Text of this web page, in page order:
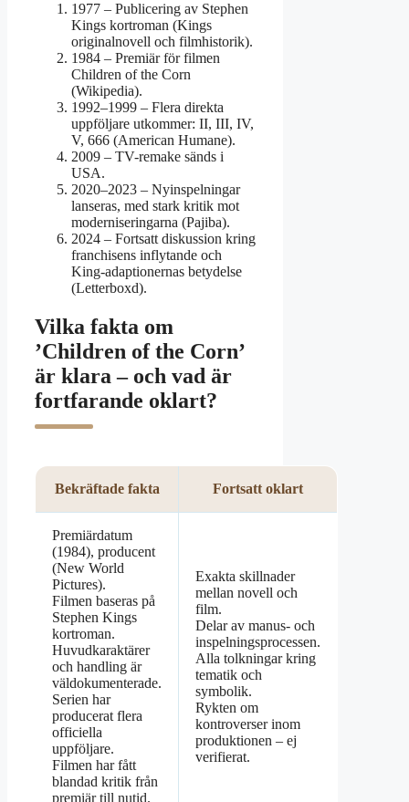
1977 – Publicering av Stephen
Kings kortroman (Kings
originalnovell och filmhistorik).
1984 – Premiär för filmen
Children of the Corn
(Wikipedia).
1992–1999 – Flera direkta
uppföljare utkommer: II, III, IV,
V, 666 (American Humane).
2009 – TV-remake sänds i
USA.
2020–2023 – Nyinspelningar
lanseras, med stark kritik mot
moderniseringarna (Pajiba).
2024 – Fortsatt diskussion kring
franchisens inflytande och
King-adaptionernas betydelse
(Letterboxd).
Vilka fakta om
’Children of the Corn’
är klara – och vad är
fortfarande oklart?
Bekräftade fakta Fortsatt oklart
Premiärdatum
(1984), producent
(New World
Pictures).
Filmen baseras på
Stephen Kings
kortroman.
Huvudkaraktärer
och handling är
väldokumenterade.
Serien har
producerat flera
officiella
uppföljare.
Filmen har fått
blandad kritik från
premiär till nutid.
Exakta skillnader
mellan novell och
film.
Delar av manus- och
inspelningsprocessen.
Alla tolkningar kring
tematik och
symbolik.
Rykten om
kontroverser inom
produktionen – ej
verifierat.